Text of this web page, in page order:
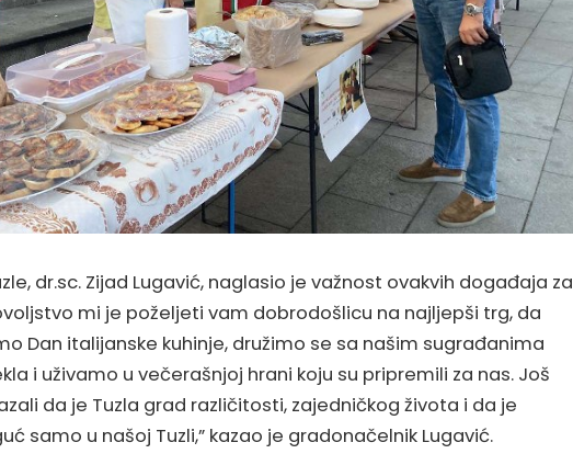
dr.sc. Zijad Lugavić, naglasio je važnost ovakvih događaja za
mi je poželjeti vam dobrodošlicu na najljepši trg, da
Dan italijanske kuhinje, družimo se sa našim sugrađanima
i uživamo u večerašnjoj hrani koju su pripremili za nas. Još
da je Tuzla grad različitosti, zajedničkog života i da je
samo u našoj Tuzli,” kazao je gradonačelnik Lugavić.